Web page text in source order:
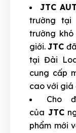
JTC
trường tại
trường
giới.JTC
tại Đài
cung cấp
cao với giá
Cho
của JTC
phẩm mới